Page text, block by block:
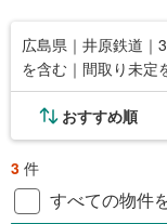
広島県｜井原鉄道｜
を含む｜間取り未定
おすすめ順
3 件
すべての物件